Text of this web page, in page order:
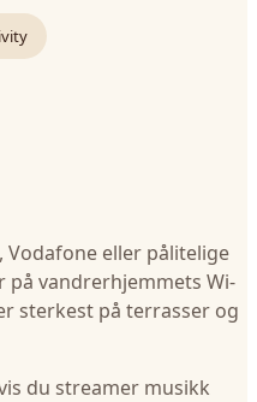
Vodafone eller pålitelige
på vandrerhjemmets Wi-
sterkest på terrasser og
du streamer musikk